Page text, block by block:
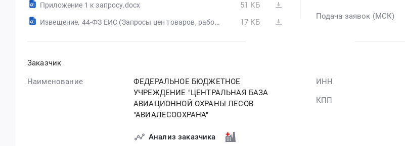
Приложение 1 к запросу.docx 51 КБ
Извещение. 44-ФЗ ЕИС (Запросы цен товаров, работ, услуг) 17 КБ
Подача заявок (МСК)
Заказчик
Наименование
ФЕДЕРАЛЬНОЕ БЮДЖЕТНОЕ
УЧРЕЖДЕНИЕ "ЦЕНТРАЛЬНАЯ БАЗА
АВИАЦИОННОЙ ОХРАНЫ ЛЕСОВ
"АВИАЛЕСООХРАНА"
Анализ заказчика
ИНН
КПП